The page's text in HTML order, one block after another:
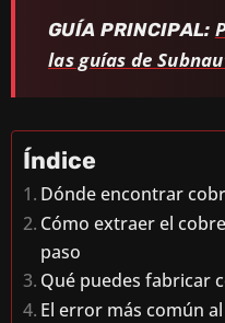
GUÍA PRINCIPAL:
las guías de
Índice
Dónde encontrar
Cómo extraer el
paso
Qué puedes fabricar
El error más común